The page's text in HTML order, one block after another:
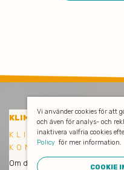
KLIMATSMART
KLIMATSMART
Om du är nöjd så är vi också
Vi använder cookies för att
och även för analys- och
inaktivera valfria cookies
Policy för mer information.
COOKIE